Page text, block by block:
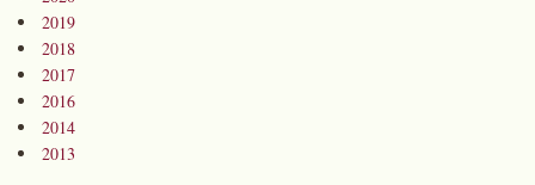
2019
2018
2017
2016
2014
2013